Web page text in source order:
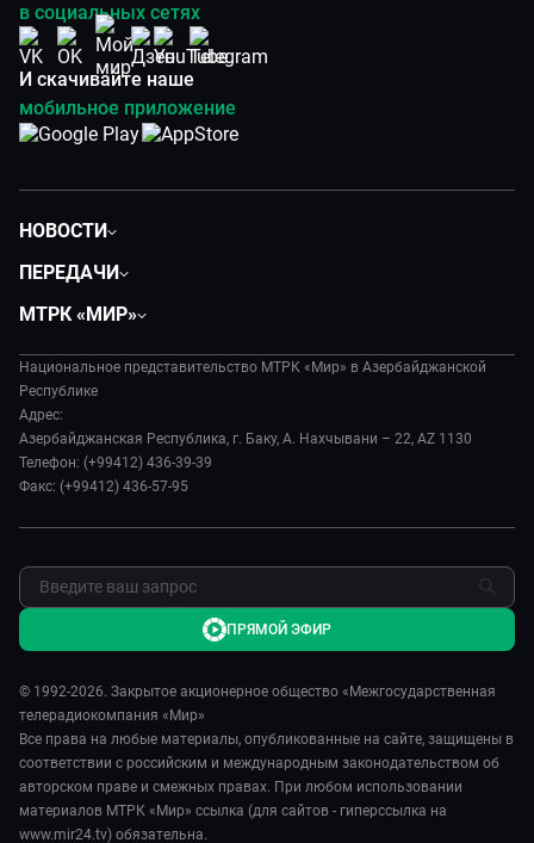
в социальных сетях
И скачивайте наше
мобильное приложение
НОВОСТИ
Экономика
Происшествия
Наука и технологии
Культура
Спорт
ПЕРЕДАЧИ
Евразия. Культурно
Евразия. Регионы
Наши иностранцы
Пять причин поехать в...
Сделано в Содружестве
Я – волонтер
МТРК «МИР»
История
Руководство
Лица мира
Новости
Реклама
Обратная связь
Национальное представительство МТРК «Мир» в Азербайджанской
Республике
Адрес:
Азербайджанская Республика, г. Баку, А. Нахчывани – 22, AZ 1130
Телефон: (+99412) 436-39-39
Факс: (+99412) 436-57-95
© 1992-2026. Закрытое акционерное общество «Межгосударственная
телерадиокомпания «Мир»
Все права на любые материалы, опубликованные на сайте, защищены в
соответствии с российским и международным законодательством об
авторском праве и смежных правах. При любом использовании
материалов МТРК «Мир» ссылка (для сайтов - гиперссылка на
www.mir24.tv) обязательна.
ПРЯМОЙ ЭФИР